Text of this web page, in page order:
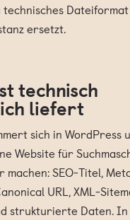
technisches
ersetzt.
technisch
liefert
sich in WordPress
Website für
SEO-Titel,
URL, XML-
strukturierte Daten.